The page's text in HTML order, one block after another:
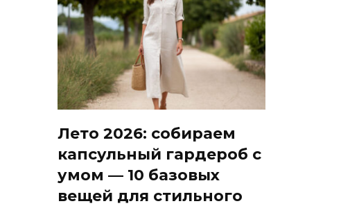
Лето 2026: собираем
капсульный гардероб с
умом — 10 базовых
вещей для стильного